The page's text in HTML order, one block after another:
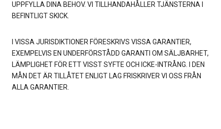
UPPFYLLA DINA BEHOV. VI TILLHANDAHÅLLER TJÄNSTERNA I
BEFINTLIGT SKICK.
I VISSA JURISDIKTIONER FÖRESKRIVS VISSA GARANTIER,
EXEMPELVIS EN UNDERFÖRSTÅDD GARANTI OM SÄLJBARHET,
LÄMPLIGHET FÖR ETT VISST SYFTE OCH ICKE-INTRÅNG. I DEN
MÅN DET ÄR TILLÅTET ENLIGT LAG FRISKRIVER VI OSS FRÅN
ALLA GARANTIER.